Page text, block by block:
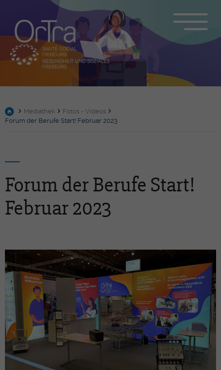
Mediathek
Fotos - Videos
Forum der Berufe Start! Februar 2023
Forum der Berufe Start!
Februar 2023